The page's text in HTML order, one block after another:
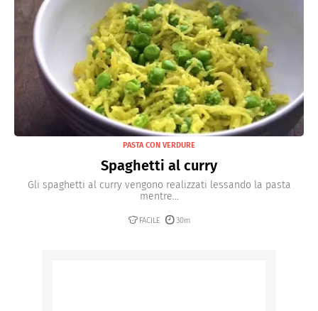
PASTA CON VERDURE
Spaghetti al curry
Gli spaghetti al curry vengono realizzati lessando la pasta
mentre...
FACILE 30m